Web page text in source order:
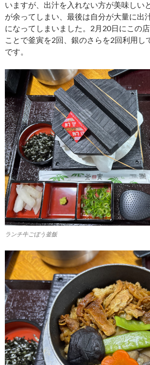
いますが、出汁を入れない方が美味しい
が余ってしまい、最後は自分が大量に出
になってしまいました。2月20日にこの
ことで釜寅を2回、銀のさらを2回利用し
です。
ランチ牛ごぼう釜飯